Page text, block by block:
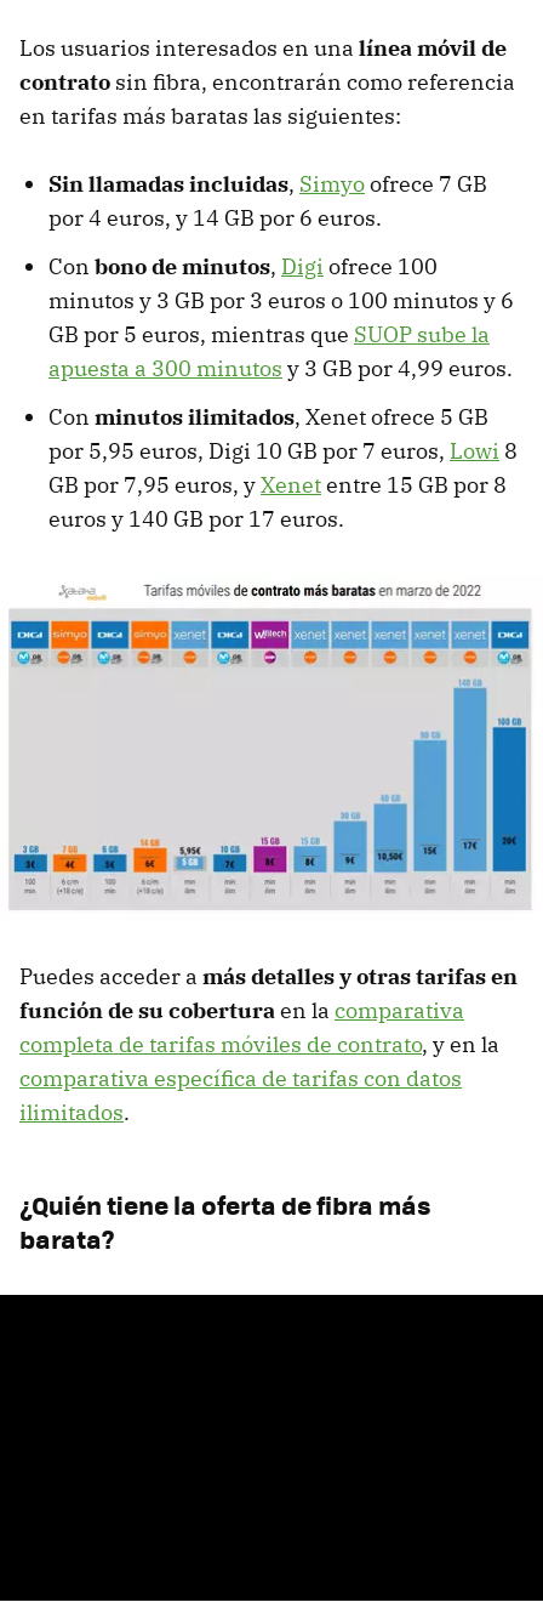
Los usuarios interesados en una línea móvil de
contrato sin fibra, encontrarán como referencia
en tarifas más baratas las siguientes:
Sin llamadas incluidas, Simyoofrece 7 GB
por 4 euros, y 14 GB por 6 euros.
Con bono de minutos, Digi ofrece 100
minutos y 3 GB por 3 euros o 100 minutos y 6
GB por 5 euros, mientras que SUOP sube la
apuesta a 300 minutos y 3 GB por 4,99 euros.
Con minutos ilimitados, Xenet ofrece 5 GB
por 5,95 euros, Digi 10 GB por 7 euros, Lowi 8
GB por 7,95 euros, yXenetentre 15 GB por 8
euros y 140 GB por 17 euros.
Puedes acceder a más detalles y otras tarifas en
función de su cobertura en la comparativa
completa de tarifas móviles de contrato, y en la
comparativa específica de tarifas con datos
ilimitados.
¿Quién tiene la oferta de fibra más
barata?